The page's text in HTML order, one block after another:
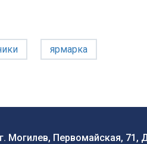
ярмарка
Могилев, Первомайская, 71,